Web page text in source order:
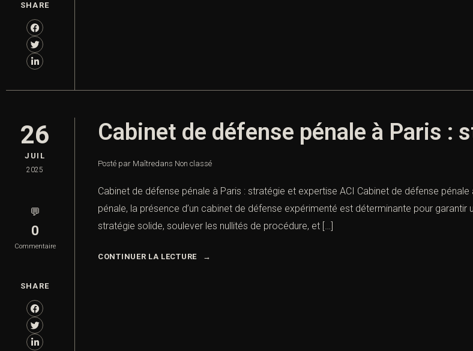
SHARE
26
JUIL
2025
💬
0
Commentaire
SHARE
Cabinet de défense pénale à Paris :
Posté par Maîtredans Non classé
Cabinet de défense pénale à Paris : stratégie et expertise ACI Cabinet de défense
pénale, la présence d’un cabinet de défense expérimenté est déterminante pour
stratégie solide, soulever les nullités de procédure, et […]
CONTINUER LA LECTURE